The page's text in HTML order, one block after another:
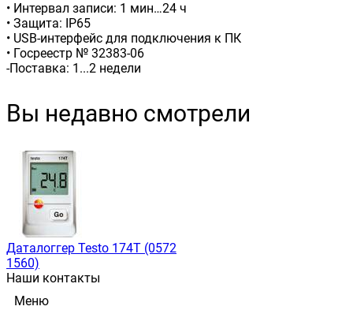
• Интервал записи: 1 мин…24 ч
• Защита: IP65
• USB-интерфейс для подключения к ПК
• Госреестр № 32383-06
-Поставка: 1...2 недели
Вы недавно смотрели
Даталоггер Testo 174T (0572
1560)
Наши контакты
Меню